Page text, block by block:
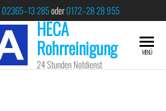
02365–13 285oder0172–28 28 955
HECA
Rohrreinigung
24 Stunden Notdienst
MENÜ